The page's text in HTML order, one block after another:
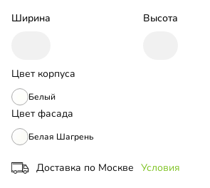
Ширина Высота
Цвет корпуса
Белый
Цвет фасада
Белая Шагрень
Доставка по Москве Условия